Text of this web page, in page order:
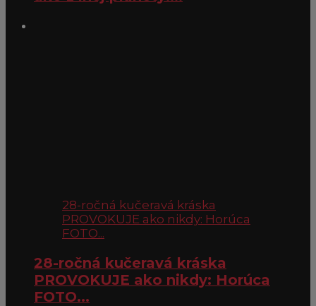
28-ročná kučeravá kráska
PROVOKUJE ako nikdy: Horúca
FOTO...
28-ročná kučeravá kráska
PROVOKUJE ako nikdy: Horúca
FOTO...